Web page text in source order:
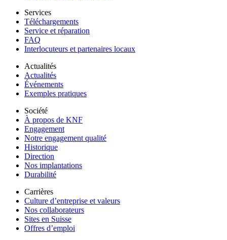
Services
Téléchargements
Service et réparation
FAQ
Interlocuteurs et partenaires locaux
Actualités
Actualités
Événements
Exemples pratiques
Société
À propos de KNF
Engagement
Notre engagement qualité
Historique
Direction
Nos implantations
Durabilité
Carrières
Culture d’entreprise et valeurs
Nos collaborateurs
Sites en Suisse
Offres d’emploi